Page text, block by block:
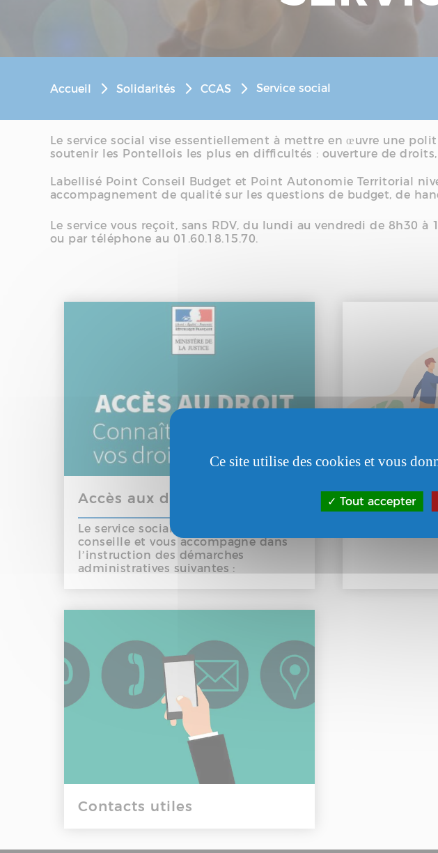
Accueil Solidarités CCAS Service social
Le service social vise essentiellement à mettre en œuvre une
soutenir les Pontellois les plus en difficultés : ouverture de
Labellisé Point Conseil Budget et Point Autonomie Territorial
accompagnement de qualité sur les questions de budget, de
Le service vous reçoit, sans RDV, du lundi au vendredi de 8h30
ou par téléphone au 01.60.18.15.70.
Accès aux droits
Le service social vous accueille, vous
conseille et vous accompagne dans
l’instruction des démarches
administratives suivantes :
Contacts utiles
Ce site utilise des cookies et vous
Tout accepter